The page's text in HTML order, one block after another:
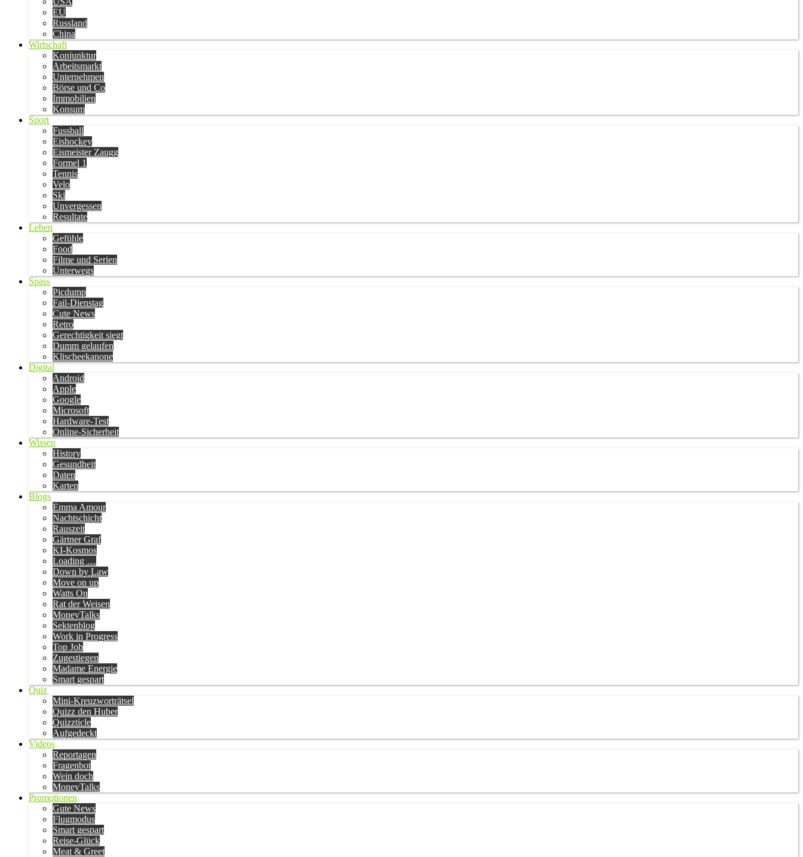
EU
Russland
China
Wirtschaft
Konjunktur
Arbeitsmarkt
Unternehmen
Börse und Co
Immobilien
Konsum
Sport
Fussball
Eishockey
Eismeister Zaugg
Formel 1
Tennis
Velo
Ski
Unvergessen
Resultate
Leben
Gefühle
Food
Filme und Serien
Unterwegs
Spass
Picdump
Fail-Dienstag
Cute News
Retro
Gerechtigkeit siegt
Dumm gelaufen
Klischeekanone
Digital
Android
Apple
Google
Microsoft
Hardware-Test
Online-Sicherheit
Wissen
History
Gesundheit
Daten
Karten
Blogs
Emma Amour
Nachtschicht
Rauszeit
Gärtner Graf
KI-Kosmos
Loading …
Down by Law
Move on up
Watts On
Rat der Weisen
MoneyTalks
Sektenblog
Work in Progress
Top Job
Zugestiegen
Madame Energie
Smart gespart
Quiz
Mini-Kreuzworträtsel
Quizz den Huber
Quizzticle
Aufgedeckt
Videos
Reportagen
Fragenbot
Wein doch
MoneyTalks
Promotionen
Gute News
Flugmodus
Smart gespart
Reise-Glück
Meat & Greet